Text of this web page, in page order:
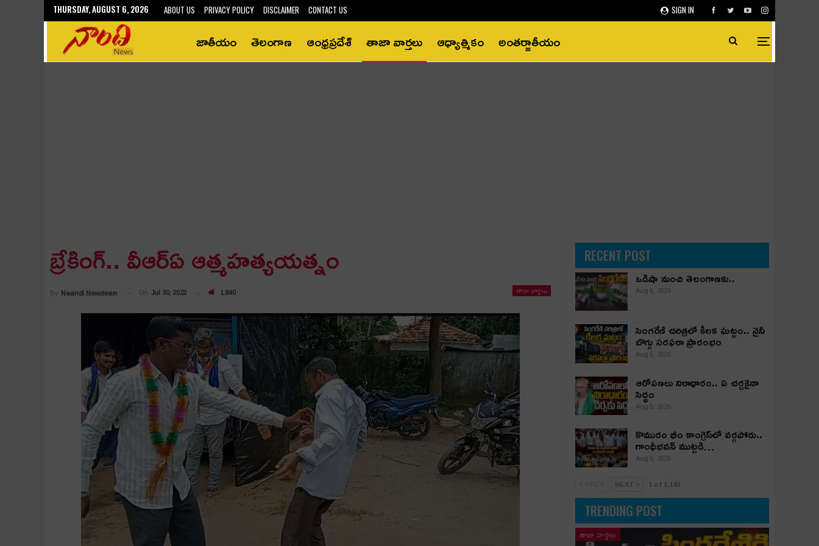
SIGN IN
THURSDAY, AUGUST 6, 2026 ABOUT US PRIVACY POLICY DISCLAIMER CONTACT US
జాతీయం తెలంగాణ ఆంధ్రప్రదేశ్‌ తాజా వార్తలు ఆధ్యాత్మికం అంతర్జాతీయం
బ్రేకింగ్‌.. వీఆర్ఏ ఆత్మ‌హ‌త్య‌య‌త్నం
తాజా వార్తలు
By Naandi Newsteam On Jul 30, 2022 1,840
RECENT POST
ఒడిషా నుంచి తెలంగాణ‌కు..
Aug 6, 2026
సింగరేణి చరిత్రలో కీలక ఘట్టం.. నైనీ
బొగ్గు సరఫరా ప్రారంభం
Aug 5, 2026
ఆరోపణలు నిరాధారం.. ఏ చర్చకైనా
సిద్ధం
Aug 5, 2026
కొమురం భీం కాంగ్రెస్‌లో వర్గపోరు..
గాంధీభవన్ ముట్టడి…
Aug 5, 2026
NEXT 1 of 1,143
TRENDING POST
తాజా వార్తలు